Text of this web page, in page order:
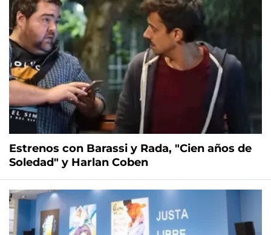
Estrenos con Barassi y Rada, "Cien años de
Soledad" y Harlan Coben